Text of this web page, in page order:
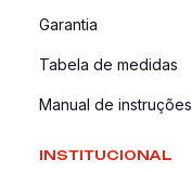
Garantia
Tabela de medidas
Manual de instruções
INSTITUCIONAL